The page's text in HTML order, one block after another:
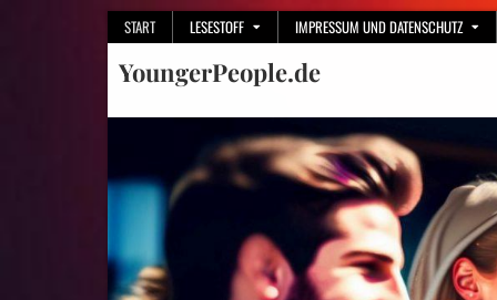
START LESESTOFF IMPRESSUM UND DATENSCHUTZ
YoungerPeople.de